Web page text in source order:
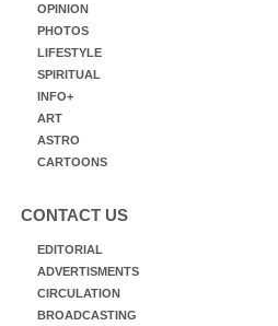
OPINION
PHOTOS
LIFESTYLE
SPIRITUAL
INFO+
ART
ASTRO
CARTOONS
CONTACT US
EDITORIAL
ADVERTISMENTS
CIRCULATION
BROADCASTING